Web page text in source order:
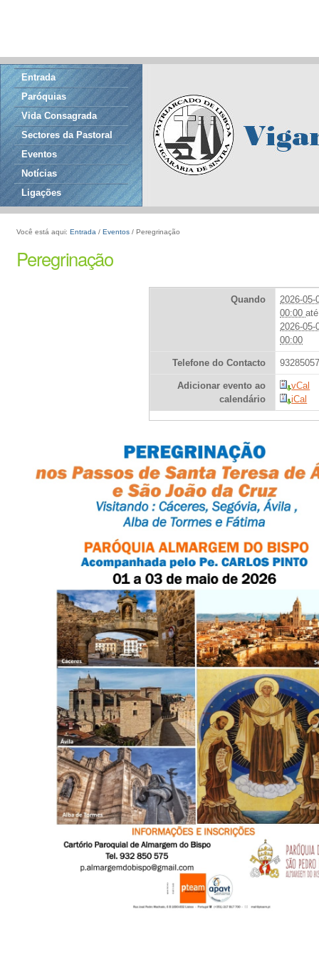
Entrada
Paróquias
Vida Consagrada
Sectores da Pastoral
Eventos
Notícias
Ligações
Você está aqui: Entrada / Eventos / Peregrinação
Peregrinação
Quando
2026-05-
00:00até
2026-05-
00:00
Telefone do Contacto
Adicionar evento ao
calendário
vCal
iCal